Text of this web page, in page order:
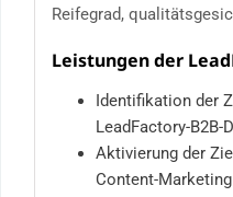
Reifegrad,
Leistungen der
Identifikation der
LeadFactory-B2B-
Aktivierung der
Content-